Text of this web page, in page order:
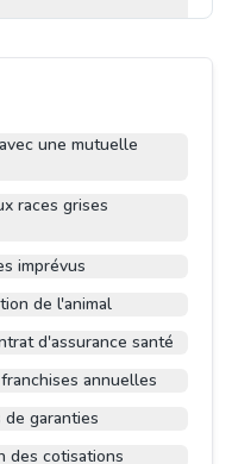
une mutuelle
races grises
imprévus
de l'animal
d'assurance santé
annuelles
garanties
des cotisations